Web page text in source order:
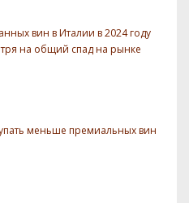
вин в Италии в 2024 году
на общий спад на рынке
меньше премиальных вин